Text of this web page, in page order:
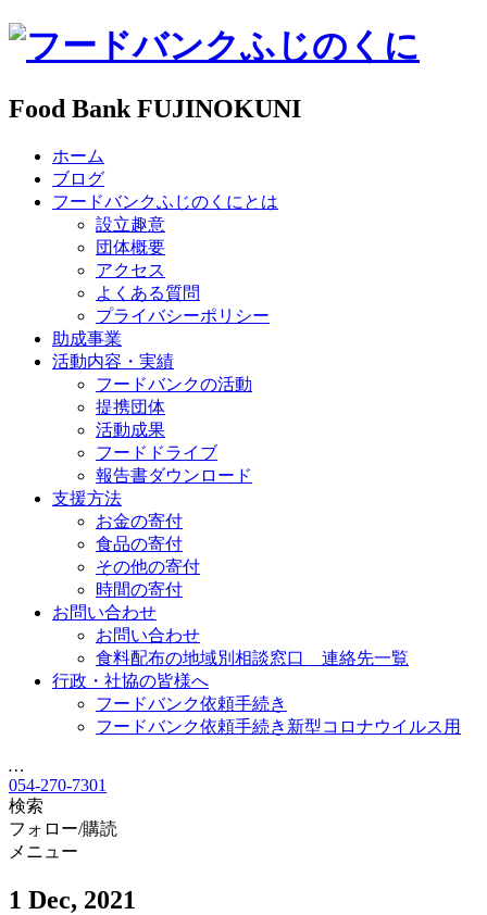
Food Bank FUJINOKUNI
ホーム
ブログ
フードバンクふじのくにとは
設立趣意
団体概要
アクセス
よくある質問
プライバシーポリシー
助成事業
活動内容・実績
フードバンクの活動
提携団体
活動成果
フードドライブ
報告書ダウンロード
支援方法
お金の寄付
食品の寄付
その他の寄付
時間の寄付
お問い合わせ
お問い合わせ
食料配布の地域別相談窓口 連絡先一覧
行政・社協の皆様へ
フードバンク依頼手続き
フードバンク依頼手続き新型コロナウイルス用
…
054-270-7301
検索
フォロー/購読
メニュー
1 Dec, 2021